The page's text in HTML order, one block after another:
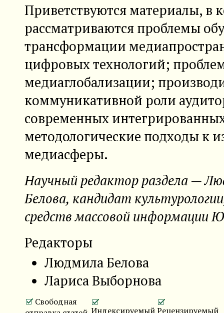
Приветствуются материалы, в
рассматриваются проблемы
трансформации
цифровых технологий;
медиаглобализации;
коммуникативной роли
современных
методологические подходы к
медиасферы.
Научный редактор раздела —
Белова, кандидат
средств массовой информации
Редакторы
Людмила Белова
Лариса Выборнова
Свободная
ИндексируемыйРецензируемый